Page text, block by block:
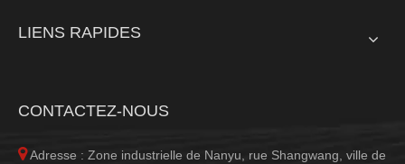
LIENS RAPIDES
CONTACTEZ-NOUS
Adresse : Zone industrielle de Nanyu, rue Shangwang, ville de